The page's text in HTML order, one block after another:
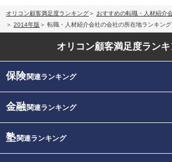
オリコン顧客満足度ランキング
おすすめの転職・人材紹介
2014年版
転職・人材紹介会社の会社の所在地ランキン
オリコン顧客満足度ラン
保険関連ランキング
金融関連ランキング
塾関連ランキング